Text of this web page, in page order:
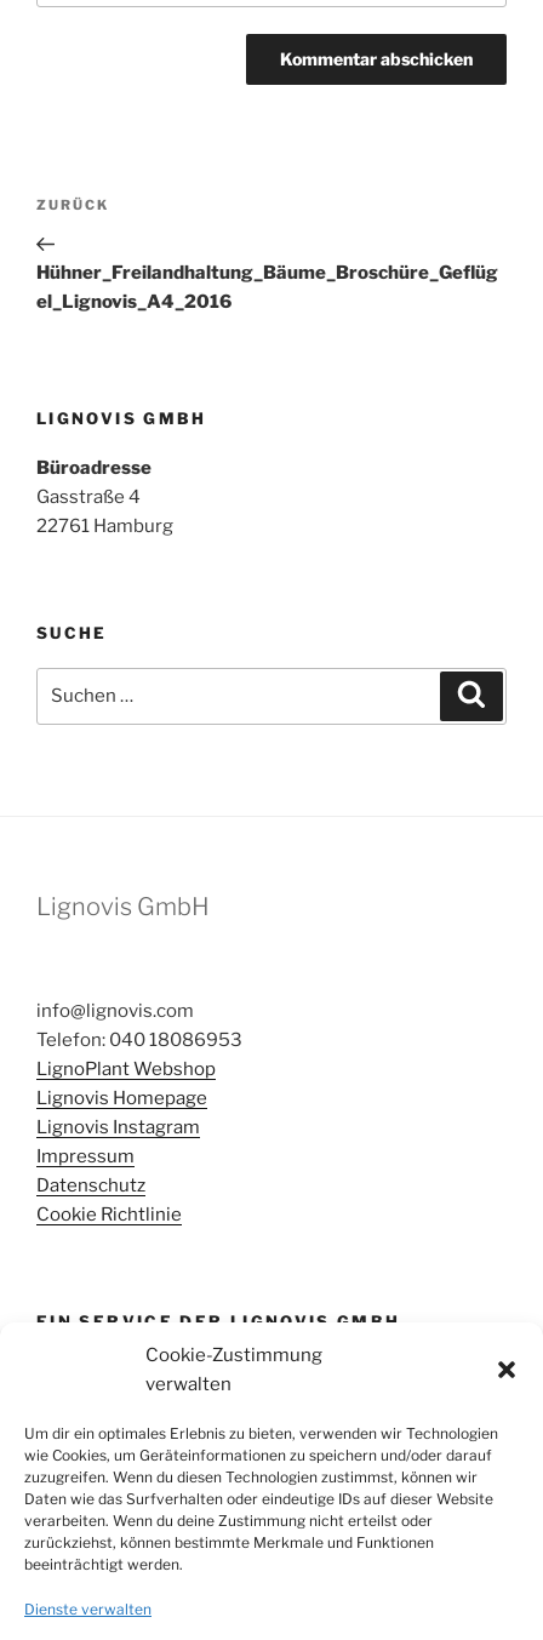
Cookie-Zustimmung
verwalten
Um dir ein optimales Erlebnis zu bieten, verwenden wir Technologien
wie Cookies, um Geräteinformationen zu speichern und/oder darauf
zuzugreifen. Wenn du diesen Technologien zustimmst, können wir
Daten wie das Surfverhalten oder eindeutige IDs auf dieser Website
verarbeiten. Wenn du deine Zustimmung nicht erteilst oder
zurückziehst, können bestimmte Merkmale und Funktionen
beeinträchtigt werden.
Dienste verwalten
Beitragsnavigation
Vorheriger
Beitrag
ZURÜCK
Hühner_Freilandhaltung_Bäume_Broschüre_Geflüg
el_Lignovis_A4_2016
LIGNOVIS GMBH
Büroadresse
Gasstraße 4
22761 Hamburg
SUCHE
nach:
Lignovis GmbH
info@lignovis.com
Telefon: 040 18086953
LignoPlant Webshop
Lignovis Homepage
Lignovis Instagram
Impressum
Datenschutz
Cookie Richtlinie
EIN SERVICE DER LIGNOVIS GMBH
Diese Informationseite wird durch die Lignovis GmbH
Realisierung Ihres Hühnerwaldes und anderen Formen
des Holzanbaus auf landwirtschaftlichen Flächen.
SUCHE
nach: